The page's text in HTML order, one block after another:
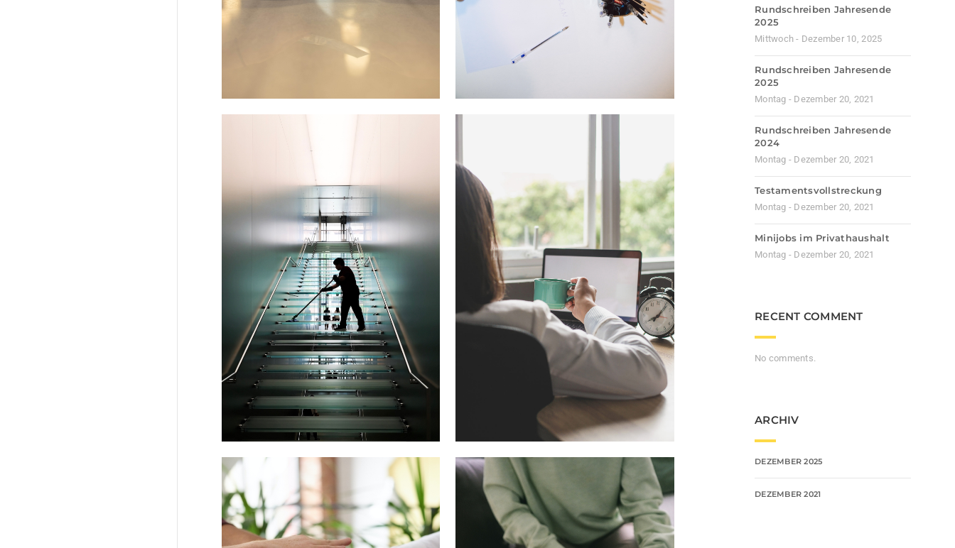
Rundschreiben Jahresende
2025
Mittwoch - Dezember 10, 2025
Rundschreiben Jahresende
2025
Montag - Dezember 20, 2021
Rundschreiben Jahresende
2024
Montag - Dezember 20, 2021
Testamentsvollstreckung
Montag - Dezember 20, 2021
Minijobs im Privathaushalt
Montag - Dezember 20, 2021
RECENT COMMENT
No comments.
ARCHIV
DEZEMBER 2025
DEZEMBER 2021